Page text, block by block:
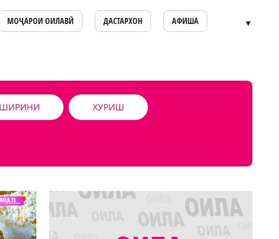
МОҶАРОИ ОИЛАВӢ ДАСТАРХОН АФИША ▼
ШИРИНИ ХУРИШ